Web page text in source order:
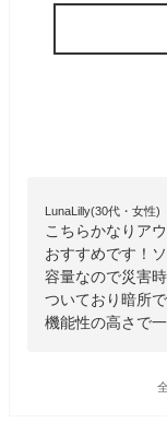
LunaLilly(30代・女性)
こちらかなりア
おすすめです！
容量なので災害
ついており暗所
機能性の高さで